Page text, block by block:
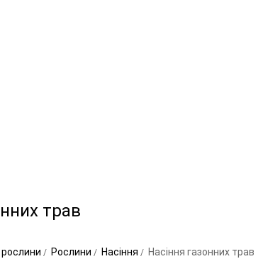
трав
Рослини Насіння Насіння газонних трав